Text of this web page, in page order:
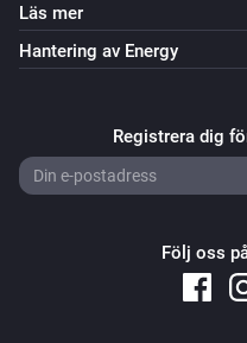
Läs mer
Hantering av Energy
Registrera dig
Följ oss